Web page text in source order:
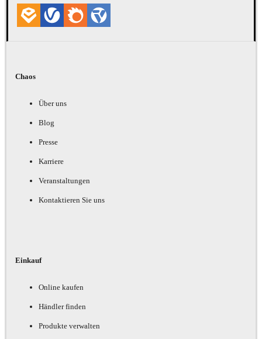
Chaos
Über uns
Blog
Presse
Karriere
Veranstaltungen
Kontaktieren Sie uns
Einkauf
Online kaufen
Händler finden
Produkte verwalten